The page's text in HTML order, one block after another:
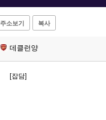
주소보기 복사
데클런양
[잡담]